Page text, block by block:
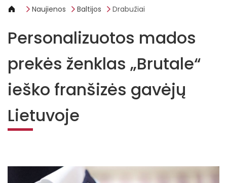
Naujienos Baltijos Drabužiai
Personalizuotos mados
prekės ženklas „Brutale“
ieško franšizės gavėjų
Lietuvoje